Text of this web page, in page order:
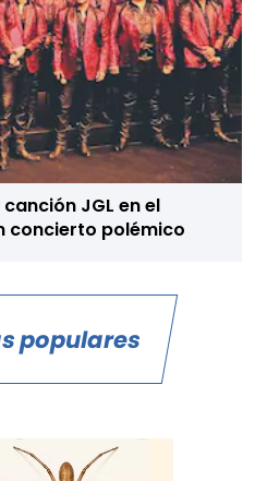
JGL en el
concierto polémico
populares